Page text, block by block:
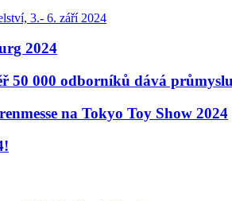
3.- 6. září 2024
2024
50 000 odborníků dává
na Tokyo Toy Show 2024